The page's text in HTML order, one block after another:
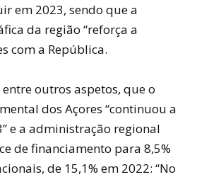
em 2023, sendo que a
da região “reforça a
com a República.
entre outros aspetos, que o
dos Açores “continuou a
e a administração regional
de financiamento para 8,5%
de 15,1% em 2022: “No